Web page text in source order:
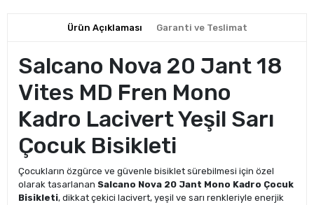
Ürün Açıklaması Garanti ve Teslimat
Salcano Nova 20 Jant 18
Vites MD Fren Mono
Kadro Lacivert Yeşil Sarı
Çocuk Bisikleti
Çocukların özgürce ve güvenle bisiklet sürebilmesi için özel
olarak tasarlanan Salcano Nova 20 Jant Mono Kadro Çocuk
Bisikleti, dikkat çekici lacivert, yeşil ve sarı renkleriyle enerjik